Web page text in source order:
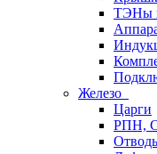
ТЭНы
Железо
Царги
РПН,